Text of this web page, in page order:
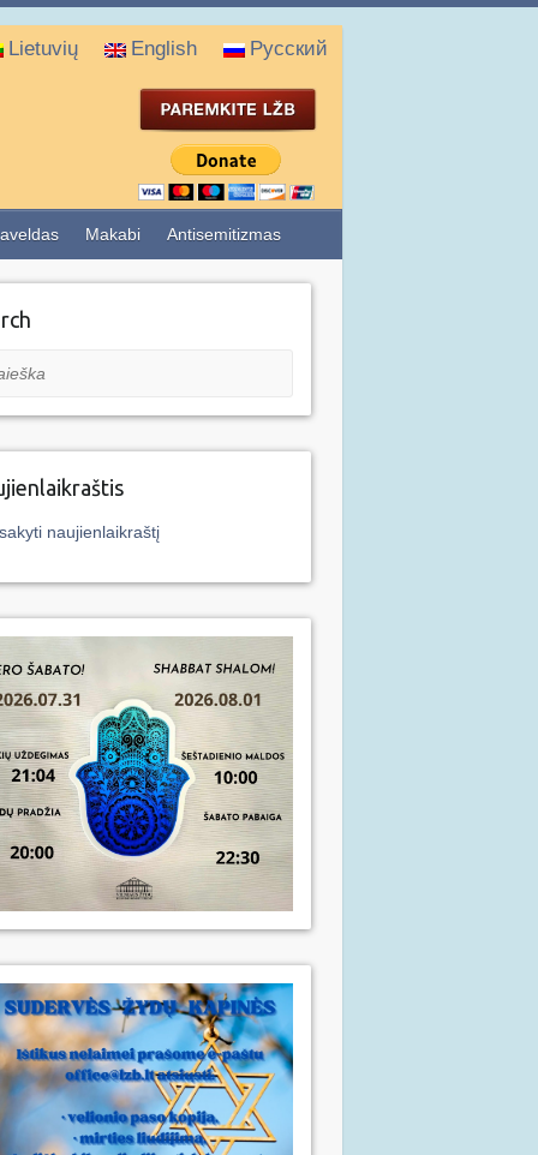
Lietuvių English Русский
Makabi Antisemitizmas
naujienlaikraštį